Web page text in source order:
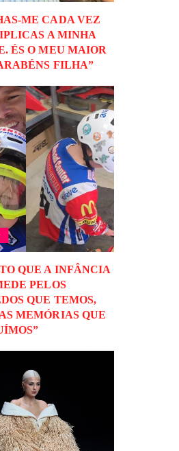
ME CADA VEZ
A MINHA
ÉS O MEU MAIOR
FILHA”
QUE A INFÂNCIA
PELOS
QUE TEMOS,
MEMÓRIAS QUE